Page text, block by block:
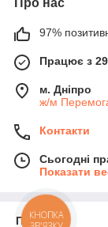
Про нас
97%
Працює з
м. Дніпро
ж/м
Контакти
Сьогодні
Показати
Про нас
КНОПКА